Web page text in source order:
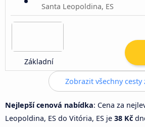
Santa Leopoldina, ES
Základní
Zobrazit všechny cesty
Nejlepší cenová nabídka: Cena za
Leopoldina, ES do Vitória, ES je 38 Kč